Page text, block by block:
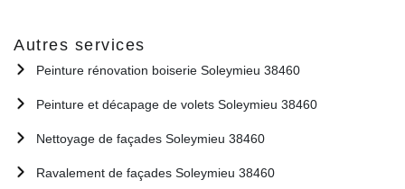
Autres services
Peinture rénovation boiserie Soleymieu 38460
Peinture et décapage de volets Soleymieu 38460
Nettoyage de façades Soleymieu 38460
Ravalement de façades Soleymieu 38460